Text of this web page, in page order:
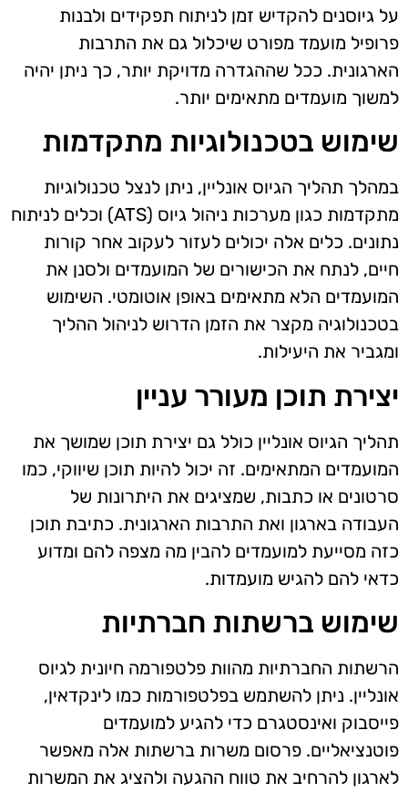
על גיוסנים להקדיש זמן לניתוח תפקידים ולבנות
פרופיל מועמד מפורט שיכלול גם את התרבות
הארגונית. ככל שההגדרה מדויקת יותר, כך ניתן יהיה
למשוך מועמדים מתאימים יותר.
שימוש בטכנולוגיות מתקדמות
במהלך תהליך הגיוס אונליין, ניתן לנצל טכנולוגיות
מתקדמות כגון מערכות ניהול גיוס (ATS) וכלים לניתוח
נתונים. כלים אלה יכולים לעזור לעקוב אחר קורות
חיים, לנתח את הכישורים של המועמדים ולסנן את
המועמדים הלא מתאימים באופן אוטומטי. השימוש
בטכנולוגיה מקצר את הזמן הדרוש לניהול ההליך
ומגביר את היעילות.
יצירת תוכן מעורר עניין
תהליך הגיוס אונליין כולל גם יצירת תוכן שמושך את
המועמדים המתאימים. זה יכול להיות תוכן שיווקי, כמו
סרטונים או כתבות, שמציגים את היתרונות של
העבודה בארגון ואת התרבות הארגונית. כתיבת תוכן
כזה מסייעת למועמדים להבין מה מצפה להם ומדוע
כדאי להם להגיש מועמדות.
שימוש ברשתות חברתיות
הרשתות החברתיות מהוות פלטפורמה חיונית לגיוס
אונליין. ניתן להשתמש בפלטפורמות כמו לינקדאין,
פייסבוק ואינסטגרם כדי להגיע למועמדים
פוטנציאליים. פרסום משרות ברשתות אלה מאפשר
לארגון להרחיב את טווח ההגעה ולהציג את המשרות